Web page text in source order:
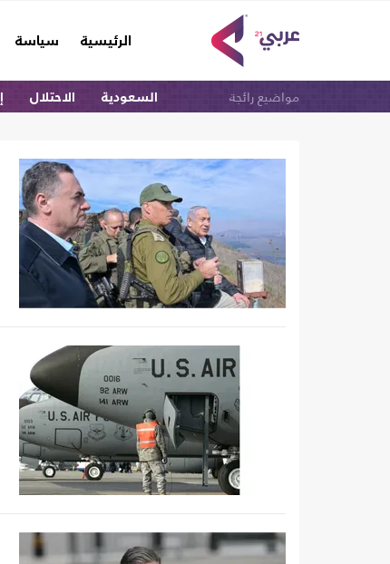
الرئيسية
(current) سياسة
مواضيع رائجة السعودية الاحتلال